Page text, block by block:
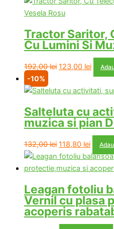
fost:
Tractor Saritor,
Cu Lumini Si
192,00lei Prețul
a
192,00 lei.
123,00 leiPrețul
curent
este:
-10%
Salteluta cu
muzica si pian
132,00lei Prețul
inițial
a
132,00 lei.
118,80 leiPrețul
curent
este:
Leagan fotoliu
Vernil cu plasa
acoperis